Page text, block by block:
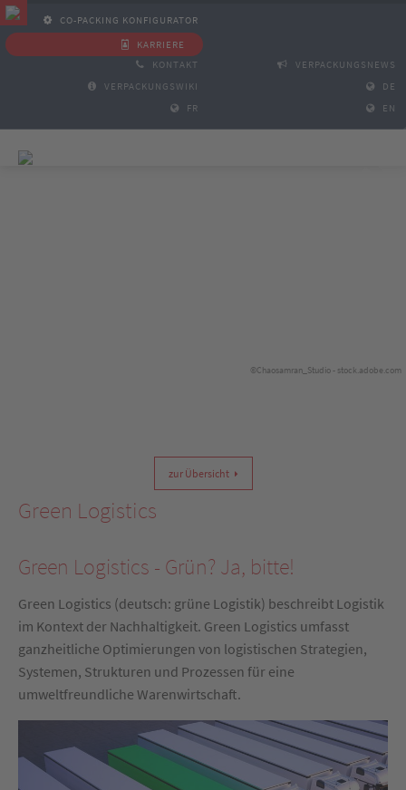
CO-PACKING KONFIGURATOR
KARRIERE
KONTAKT
VERPACKUNGSNEWS
VERPACKUNGSWIKI
DE
FR
EN
©sebra - stock.adobe.com
©Chaosamran_Studio - stock.adobe.com
zur Übersicht
Green Logistics
Green Logistics - Grün? Ja, bitte!
Green Logistics (deutsch: grüne Logistik) beschreibt Logistik
im Kontext der Nachhaltigkeit. Green Logistics umfasst
ganzheitliche Optimierungen von logistischen Strategien,
Systemen, Strukturen und Prozessen für eine
umweltfreundliche Warenwirtschaft.